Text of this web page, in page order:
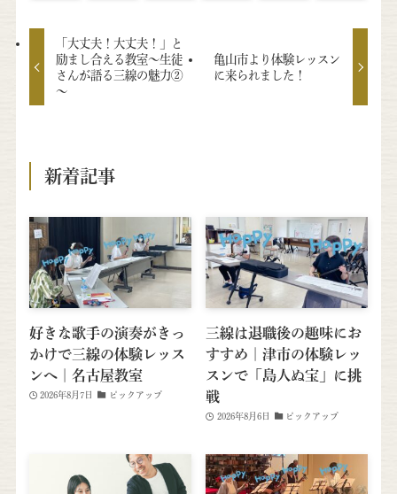
「大丈夫！大丈夫！」と
励まし合える教室～生徒
さんが語る三線の魅力②
～
亀山市より体験レッスン
に来られました！
新着記事
好きな歌手の演奏がきっ
かけで三線の体験レッス
ンへ｜名古屋教室
2026年8月7日 ピックアップ
三線は退職後の趣味にお
すすめ｜津市の体験レッ
スンで「島人ぬ宝」に挑
戦
2026年8月6日 ピックアップ